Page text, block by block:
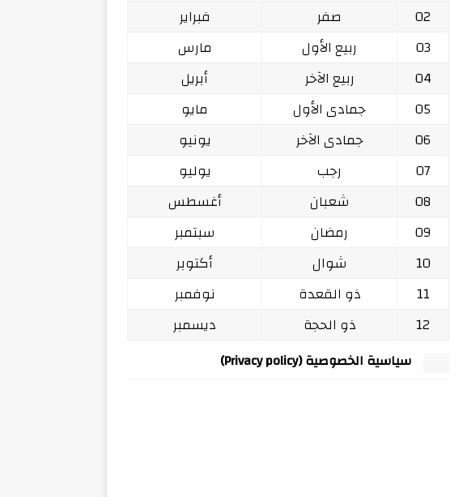
02
صفر
فبراير
03
ربيع الأول
مارس
04
ربيع الآخر
أبريل
05
جمادى الأول
مايو
06
جمادى الآخر
يونيو
07
رجب
يوليو
08
شعبان
أغسطس
09
رمضان
سبتمبر
10
شوال
أكتوبر
11
ذو القعدة
نوفمبر
12
ذو الحجة ديسمبر
سياسية الخصوصية (Privacy policy)